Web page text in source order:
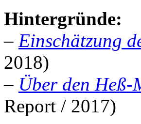
Hintergründe:
– Einschätzung
2018)
– Über den Heß-
Report / 2017)